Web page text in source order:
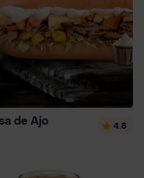
de Ajo 4.8